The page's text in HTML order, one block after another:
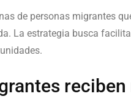
de personas migrantes
La estrategia busca